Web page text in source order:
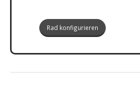
Rad konfigurieren